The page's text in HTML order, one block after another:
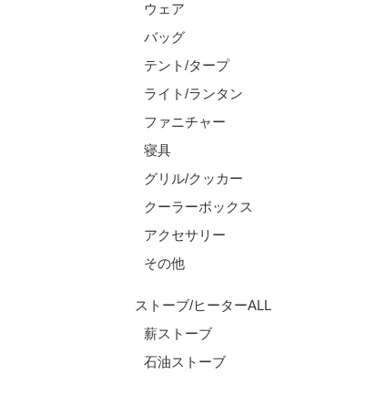
ウェア
バッグ
テント/タープ
ライト/ランタン
ファニチャー
寝具
グリル/クッカー
クーラーボックス
アクセサリー
その他
ストーブ/ヒーターALL
薪ストーブ
石油ストーブ